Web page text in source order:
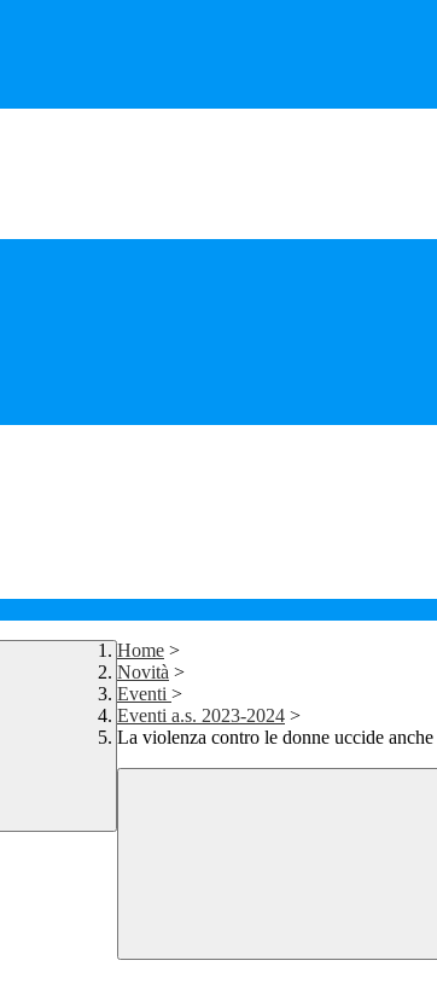
Home >
Novità >
Eventi >
Eventi a.s. 2023-2024 >
La violenza contro le donne uccide